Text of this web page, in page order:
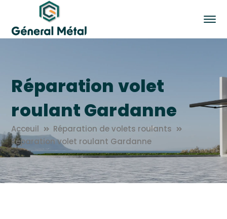
Réparation volet
roulant Gardanne
Acceuil
Réparation de volets roulants
Réparation volet roulant Gardanne